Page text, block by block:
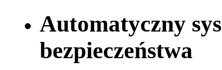
Automatyczny
bezpieczeństwa